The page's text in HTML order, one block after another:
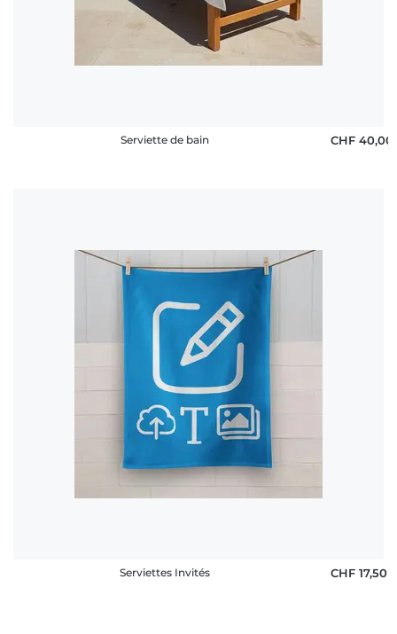
Serviette de bain CHF 40,00
Serviettes Invités CHF 17,50